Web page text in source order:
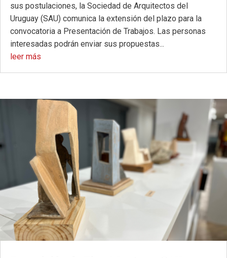
sus postulaciones, la Sociedad de Arquitectos del
Uruguay (SAU) comunica la extensión del plazo para la
convocatoria a Presentación de Trabajos. Las personas
interesadas podrán enviar sus propuestas...
leer más